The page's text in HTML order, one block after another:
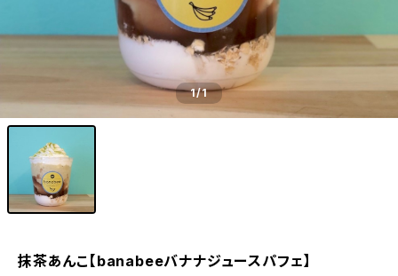
1/1
抹茶あんこ【banabeeバナナジュースパフェ】